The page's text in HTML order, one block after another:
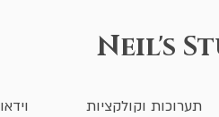
Neil's
תערוכות וקולקציות וידאו